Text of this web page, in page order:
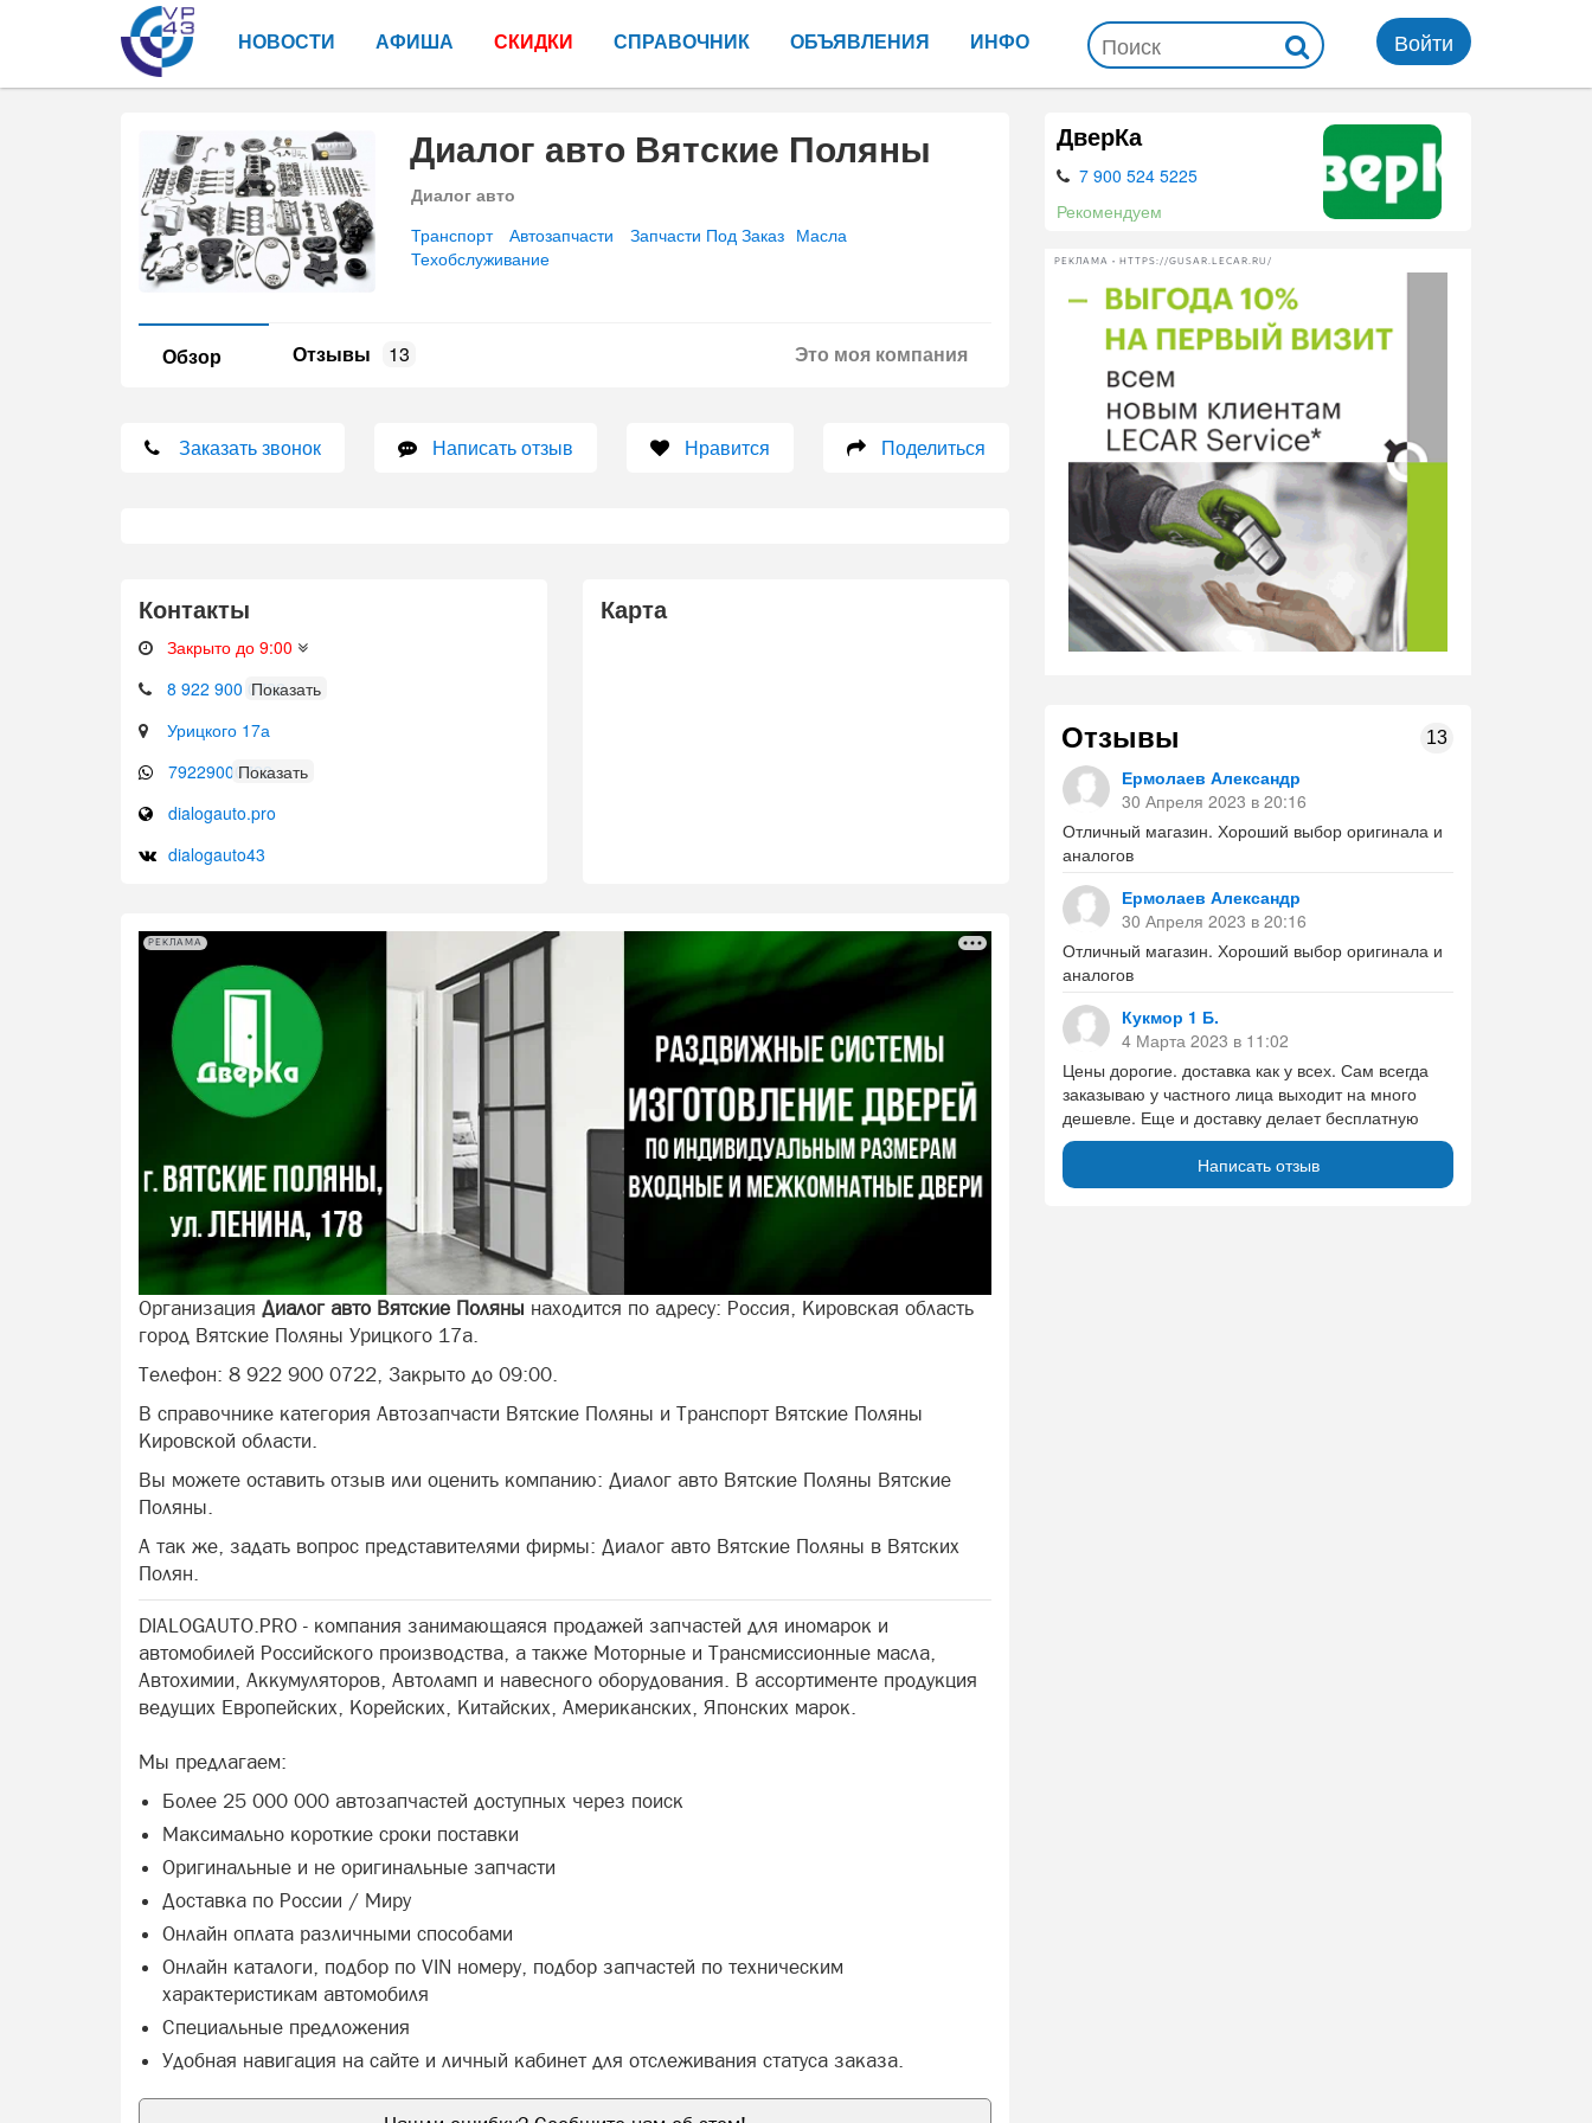
НОВОСТИ АФИША СКИДКИ СПРАВОЧНИК ОБЪЯВЛЕНИЯ ИНФО Войти
Диалог авто Вятские Поляны
Диалог авто
Транспорт Автозапчасти Запчасти Под Заказ Масла
Техобслуживание
Это моя компания
Обзор Отзывы 13
Заказать звонок Написать отзыв Нравится Поделиться
Контакты
Закрыто до 9:00
8 922 900 0722
Урицкого 17а
79229000722
dialogauto.pro
dialogauto43
Карта
РЕКЛАМА
Организация Диалог авто Вятские Поляны находится по адресу: Россия, Кировская область
город Вятские Поляны Урицкого 17а.
Телефон: 8 922 900 0722, Закрыто до 09:00.
В справочнике категория Автозапчасти Вятские Поляны и Транспорт Вятские Поляны
Кировской области.
Вы можете оставить отзыв или оценить компанию: Диалог авто Вятские Поляны Вятские
Поляны.
А так же, задать вопрос представителями фирмы: Диалог авто Вятские Поляны в Вятских
Полян.
DIALOGAUTO.PRO - компания занимающаяся продажей запчастей для иномарок и
автомобилей Российского производства, а также Моторные и Трансмиссионные масла,
Автохимии, Аккумуляторов, Автоламп и навесного оборудования. В ассортименте продукция
ведущих Европейских, Корейских, Китайских, Американских, Японских марок.
Мы предлагаем:
Более 25 000 000 автозапчастей доступных через поиск
Максимально короткие сроки поставки
Оригинальные и не оригинальные запчасти
Доставка по России / Миру
Онлайн оплата различными способами
Онлайн каталоги, подбор по VIN номеру, подбор запчастей по техническим
характеристикам автомобиля
Специальные предложения
Удобная навигация на сайте и личный кабинет для отслеживания статуса заказа.
ДверКа
7 900 524 5225
Рекомендуем
РЕКЛАМА • HTTPS://GUSAR.LECAR.RU/
Отзывы 13
Ермолаев Александр
30 Апреля 2023 в 20:16
Отличный магазин. Хороший выбор оригинала и
аналогов
Ермолаев Александр
30 Апреля 2023 в 20:16
Отличный магазин. Хороший выбор оригинала и
аналогов
Кукмор 1 Б.
4 Марта 2023 в 11:02
Цены дорогие. доставка как у всех. Сам всегда
заказываю у частного лица выходит на много
дешевле. Еще и доставку делает бесплатную
Написать отзыв